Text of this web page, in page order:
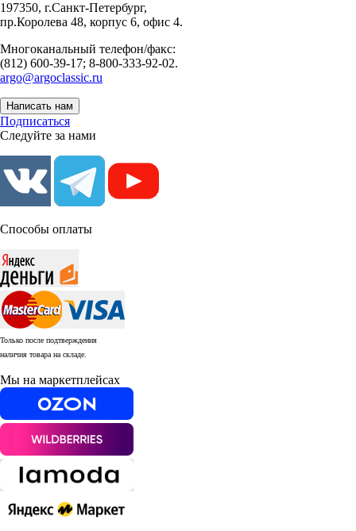
197350, г.Санкт-Петербург,
пр.Королева 48, корпус 6, офис 4.
Многоканальный телефон/факс:
(812) 600-39-17; 8-800-333-92-02.
argo@argoclassic.ru
Написать нам
Подписаться
Следуйте за нами
Способы оплаты
Только после подтверждения
наличия товара на складе.
Мы на маркетплейсах